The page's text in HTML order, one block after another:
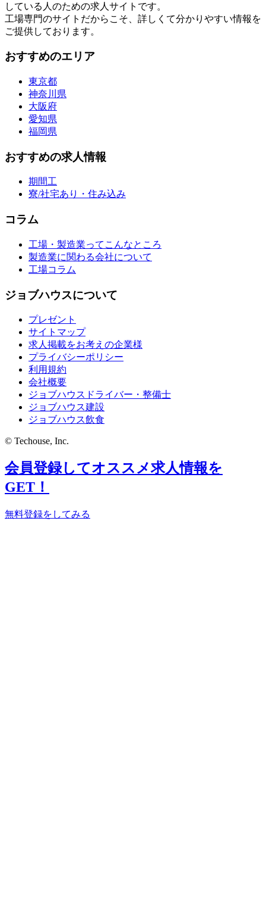
している人のための求人サイトです。
工場専門のサイトだからこそ、詳しくて分かりやすい情報を
ご提供しております。
おすすめのエリア
東京都
神奈川県
大阪府
愛知県
福岡県
おすすめの求人情報
期間工
寮/社宅あり・住み込み
コラム
工場・製造業ってこんなところ
製造業に関わる会社について
工場コラム
ジョブハウスについて
プレゼント
サイトマップ
求人掲載をお考えの企業様
プライバシーポリシー
利用規約
会社概要
ジョブハウスドライバー・整備士
ジョブハウス建設
ジョブハウス飲食
© Techouse, Inc.
会員登録してオススメ求人情報を
GET！
無料登録をしてみる